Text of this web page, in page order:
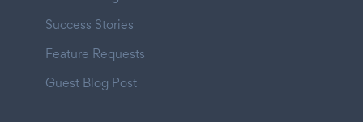
Success Stories
Feature Requests
Guest Blog Post